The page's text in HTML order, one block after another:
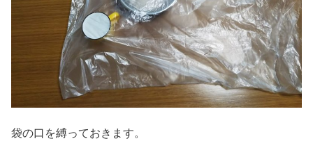
袋の口を縛っておきます。